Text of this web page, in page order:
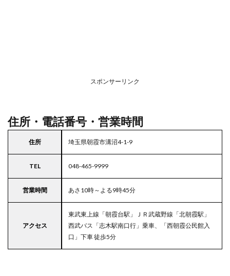
ルエ
ツ
区の
駐車
スポンサーリンク
住所・電話番号・営業時間
住所 埼玉県朝霞市溝沼4-1-9
TEL 048-465-9999
営業時間 あさ10時～よる9時45分
アクセス
東武東上線「朝霞台駅」ＪＲ武蔵野線「北朝霞駅」
西武バス「志木駅南口行」乗車、「西朝霞公民館入
口」下車 徒歩5分